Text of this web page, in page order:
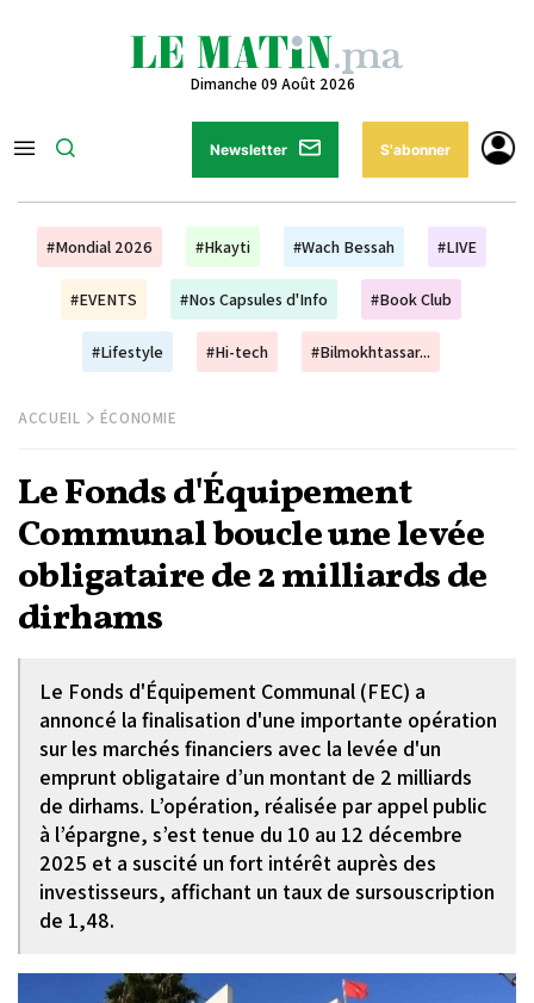
Dimanche 09 Août 2026
Newsletter S'abonner
#Mondial 2026 #Hkayti #Wach Bessah #LIVE
#EVENTS #Nos Capsules d'Info #Book Club
#Lifestyle #Hi-tech #Bilmokhtassar...
ACCUEIL ÉCONOMIE
Le Fonds d'Équipement
Communal boucle une levée
obligataire de 2 milliards de
dirhams
Le Fonds d'Équipement Communal (FEC) a
annoncé la finalisation d'une importante opération
sur les marchés financiers avec la levée d'un
emprunt obligataire d’un montant de 2 milliards
de dirhams. L’opération, réalisée par appel public
à l’épargne, s’est tenue du 10 au 12 décembre
2025 et a suscité un fort intérêt auprès des
investisseurs, affichant un taux de sursouscription
de 1,48.